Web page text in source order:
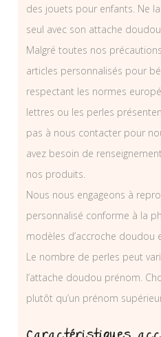
des jouets pour enfants. Ne
seul avec son attache
Malgré toutes nos
articles personnalisés pour
respectant les normes
lettres ou les perles
pas à nous contacter pour
avez besoin de
nos produits.
Nous nous engageons à
personnalisé conforme à la
modèles d’accroche doudou
Le nombre de perles peut
l’attache doudou prénom.
plutôt qu’un prénom